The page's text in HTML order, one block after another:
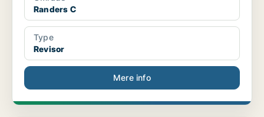
Randers C
Type
Revisor
Mere info